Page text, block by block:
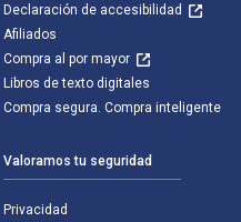
Declaración de accesibilidad
Afiliados
Compra al por mayor
Libros de texto digitales
Compra segura. Compra inteligente
Valoramos tu seguridad
Privacidad